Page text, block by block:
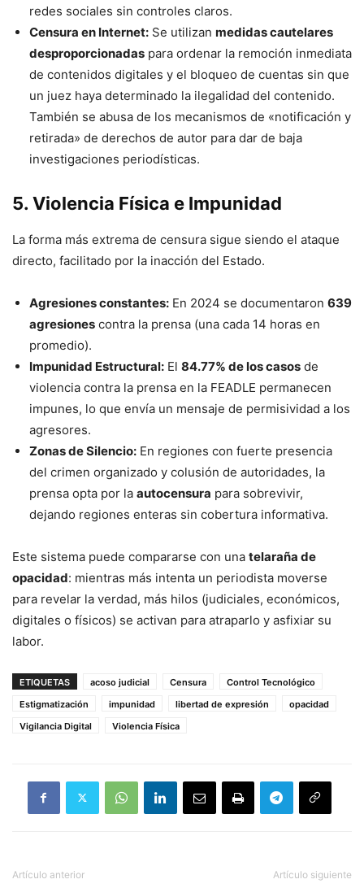
redes sociales sin controles claros.
Censura en Internet: Se utilizan medidas cautelares
desproporcionadas para ordenar la remoción inmediata
de contenidos digitales y el bloqueo de cuentas sin que
un juez haya determinado la ilegalidad del contenido.
También se abusa de los mecanismos de «notificación y
retirada» de derechos de autor para dar de baja
investigaciones periodísticas.
5. Violencia Física e Impunidad
La forma más extrema de censura sigue siendo el ataque
directo, facilitado por la inacción del Estado.
Agresiones constantes: En 2024 se documentaron 639
agresiones contra la prensa (una cada 14 horas en
promedio).
Impunidad Estructural: El 84.77% de los casos de
violencia contra la prensa en la FEADLE permanecen
impunes, lo que envía un mensaje de permisividad a los
agresores.
Zonas de Silencio: En regiones con fuerte presencia
del crimen organizado y colusión de autoridades, la
prensa opta por la autocensura para sobrevivir,
dejando regiones enteras sin cobertura informativa.
Este sistema puede compararse con una telaraña de
opacidad: mientras más intenta un periodista moverse
para revelar la verdad, más hilos (judiciales, económicos,
digitales o físicos) se activan para atraparlo y asfixiar su
labor.
ETIQUETAS acoso judicial Censura
Control Tecnológico
Estigmatización
impunidad libertad de expresión
opacidad
Vigilancia Digital
Violencia Física
Artículo anterior Artículo siguiente